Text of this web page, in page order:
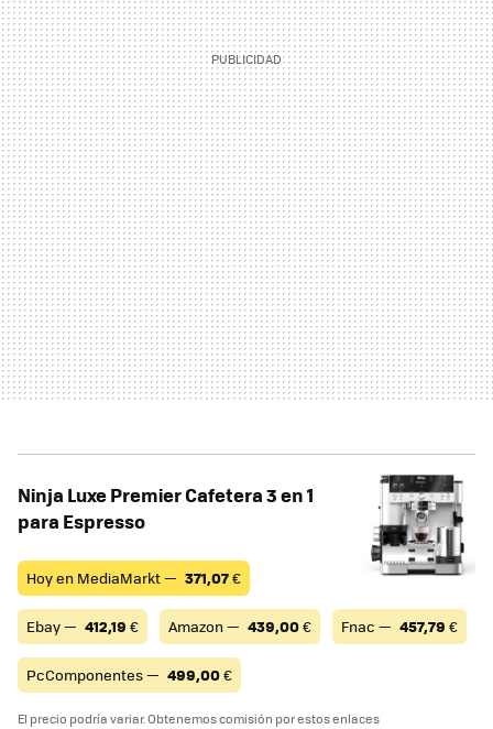
Ninja Luxe Premier Cafetera 3 en 1
para Espresso
Hoy en MediaMarkt — 371,07€
Ebay — 412,19 € Amazon — 439,00€ Fnac — 457,79 €
PcComponentes — 499,00€
El precio podría variar. Obtenemos comisión por estos enlaces